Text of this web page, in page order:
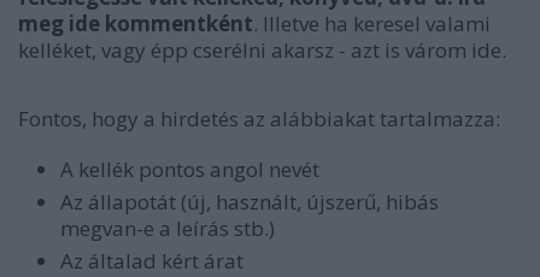
meg ide kommentként. Illetve ha keresel valami
kelléket, vagy épp cserélni akarsz - azt is várom ide.
Fontos, hogy a hirdetés az alábbiakat tartalmazza:
A kellék pontos angol nevét
Az állapotát (új, használt, újszerű, hibás
megvan-e a leírás stb.)
Az általad kért árat